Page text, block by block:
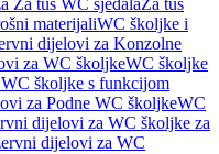
Za tuš WC sjedalaZa tuš
materijaliWC školjke i
dijelovi za Konzolne
za WC školjkeWC školjke
školjke s funkcijom
za Podne WC školjkeWC
dijelovi za WC školjke za
dijelovi za WC